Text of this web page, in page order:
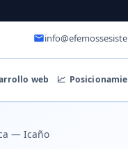
web 📈
— Icaño